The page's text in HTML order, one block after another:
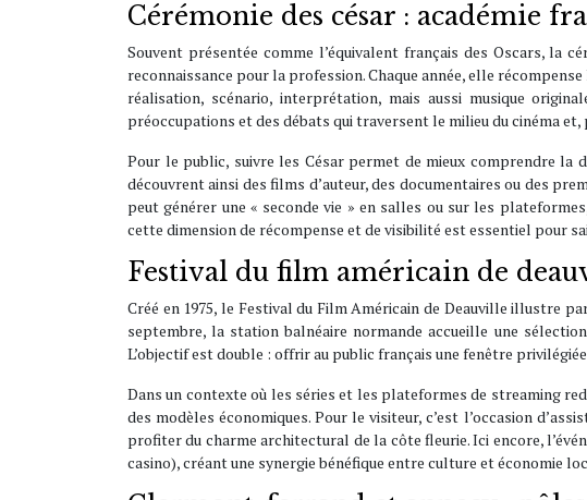
Cérémonie des césar : académie
Souvent présentée comme l’équivalent français des Oscars, la
reconnaissance pour la profession. Chaque année, elle
réalisation, scénario, interprétation, mais aussi musique
préoccupations et des débats qui traversent le milieu du cinéma
Pour le public, suivre les César permet de mieux comprendre la
découvrent ainsi des films d’auteur, des documentaires ou des
peut générer une « seconde vie » en salles ou sur les
cette dimension de récompense et de visibilité est essentiel pour
Festival du film américain de
Créé en 1975, le Festival du Film Américain de Deauville illustre
septembre, la station balnéaire normande accueille une
L’objectif est double : offrir au public français une fenêtre
Dans un contexte où les séries et les plateformes de streaming
des modèles économiques. Pour le visiteur, c’est l’occasion
profiter du charme architectural de la côte fleurie. Ici encore,
casino), créant une synergie bénéfique entre culture et économie